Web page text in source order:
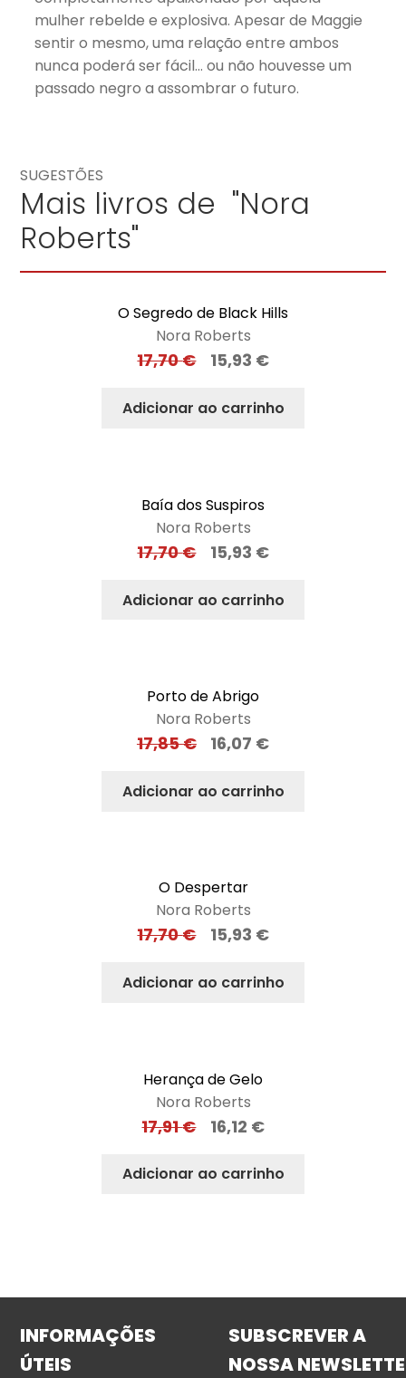
mulher rebelde e explosiva. Apesar de Maggie
sentir o mesmo, uma relação entre ambos
nunca poderá ser fácil… ou não houvesse um
passado negro a assombrar o futuro.
SUGESTÕES
Mais livros de "Nora
Roberts"
O Segredo de Black Hills
Nora Roberts
17,70€ 15,93 €
Adicionar ao carrinho
Baía dos Suspiros
Nora Roberts
17,70€ 15,93 €
Adicionar ao carrinho
Porto de Abrigo
Nora Roberts
17,85€ 16,07 €
Adicionar ao carrinho
O Despertar
Nora Roberts
17,70€ 15,93 €
Adicionar ao carrinho
Herança de Gelo
Nora Roberts
17,91€ 16,12 €
Adicionar ao carrinho
INFORMAÇÕES
ÚTEIS
SUBSCREVER A
NOSSA